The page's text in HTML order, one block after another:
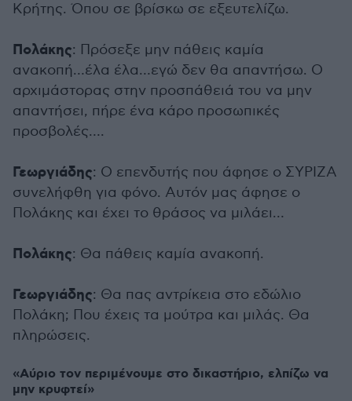
Κρήτης. Όπου σε βρίσκω σε εξευτελίζω.
Πολάκης: Πρόσεξε μην πάθεις καμία
ανακοπή…έλα έλα…εγώ δεν θα απαντήσω. Ο
αρχιμάστορας στην προσπάθειά του να μην
απαντήσει, πήρε ένα κάρο προσωπικές
προσβολές….
Γεωργιάδης: Ο επενδυτής που άφησε ο ΣΥΡΙΖΑ
συνελήφθη για φόνο. Αυτόν μας άφησε ο
Πολάκης και έχει το θράσος να μιλάει…
Πολάκης: Θα πάθεις καμία ανακοπή.
Γεωργιάδης: Θα πας αντρίκεια στο εδώλιο
Πολάκη; Που έχεις τα μούτρα και μιλάς. Θα
πληρώσεις.
«Αύριο τον περιμένουμε στο δικαστήριο, ελπίζω να
μην κρυφτεί»